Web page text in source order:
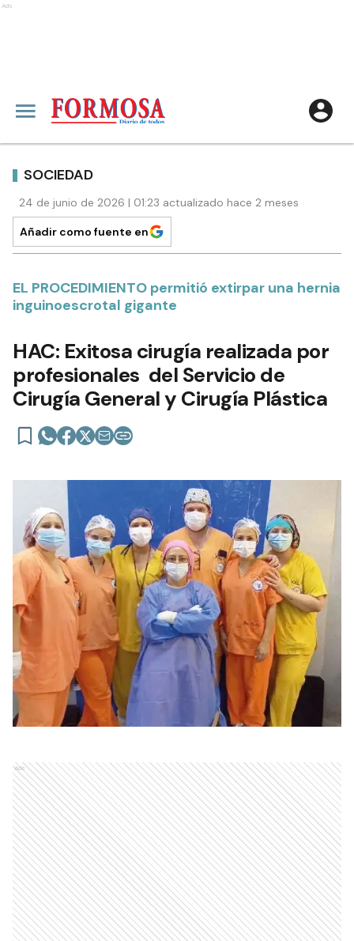
Ads
SOCIEDAD
24 de junio de 2026 | 01:23 actualizado hace 2 meses
Añadir como fuente en
EL PROCEDIMIENTO permitió extirpar una hernia
inguinoescrotal gigante
HAC: Exitosa cirugía realizada por
profesionales del Servicio de
Cirugía General y Cirugía Plástica
Ads